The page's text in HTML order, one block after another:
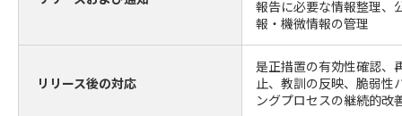
報告に必要な情報整理、
報・機微情報の管理
リリース後の対応
是正措置の有効性確認、
止、教訓の反映、脆弱性
ングプロセスの継続的改